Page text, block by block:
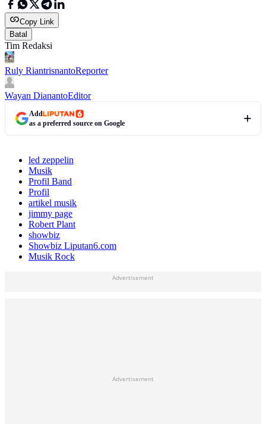
Copy Link
Batal
Tim Redaksi
Ruly RiantrisnantoReporter
Wayan DianantoEditor
Add
as a preferred source on Google
led zeppelin
Musik
Profil Band
Profil
artikel musik
jimmy page
Robert Plant
showbiz
Showbiz Liputan6.com
Musik Rock
Advertisement
Advertisement